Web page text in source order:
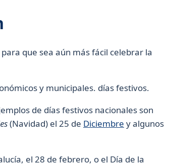
que sea aún más fácil celebrar la
y municipales. días festivos.
de días festivos nacionales son
(Navidad) el 25 de Diciembre y algunos
el 28 de febrero, o el Día de la